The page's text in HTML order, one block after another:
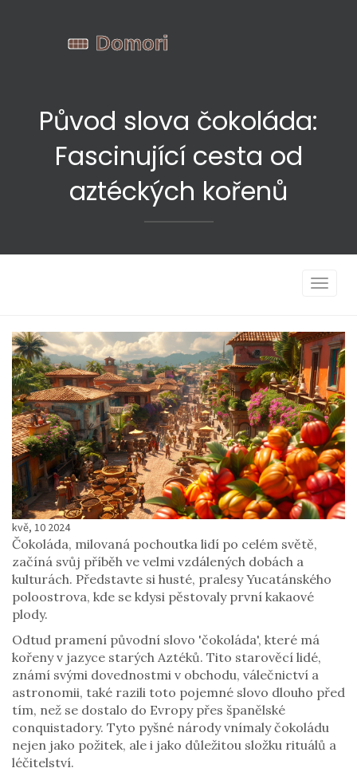
Původ slova čokoláda:
Fascinující cesta od
aztéckých kořenů
kvě, 10 2024
Čokoláda, milovaná pochoutka lidí po celém světě,
začíná svůj příběh ve velmi vzdálených dobách a
kulturách. Představte si husté, pralesy Yucatánského
poloostrova, kde se kdysi pěstovaly první kakaové
plody.
Odtud pramení původní slovo 'čokoláda', které má
kořeny v jazyce starých Aztéků. Tito starověcí lidé,
známí svými dovednostmi v obchodu, válečnictví a
astronomii, také razili toto pojemné slovo dlouho před
tím, než se dostalo do Evropy přes španělské
conquistadory. Tyto pyšné národy vnímaly čokoládu
nejen jako požitek, ale i jako důležitou složku rituálů a
léčitelství.